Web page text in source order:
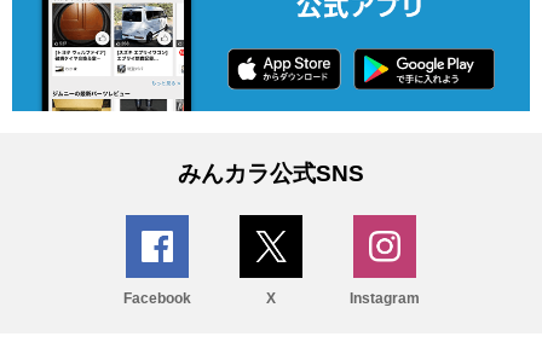
みんカラ公式SNS
Facebook X Instagram